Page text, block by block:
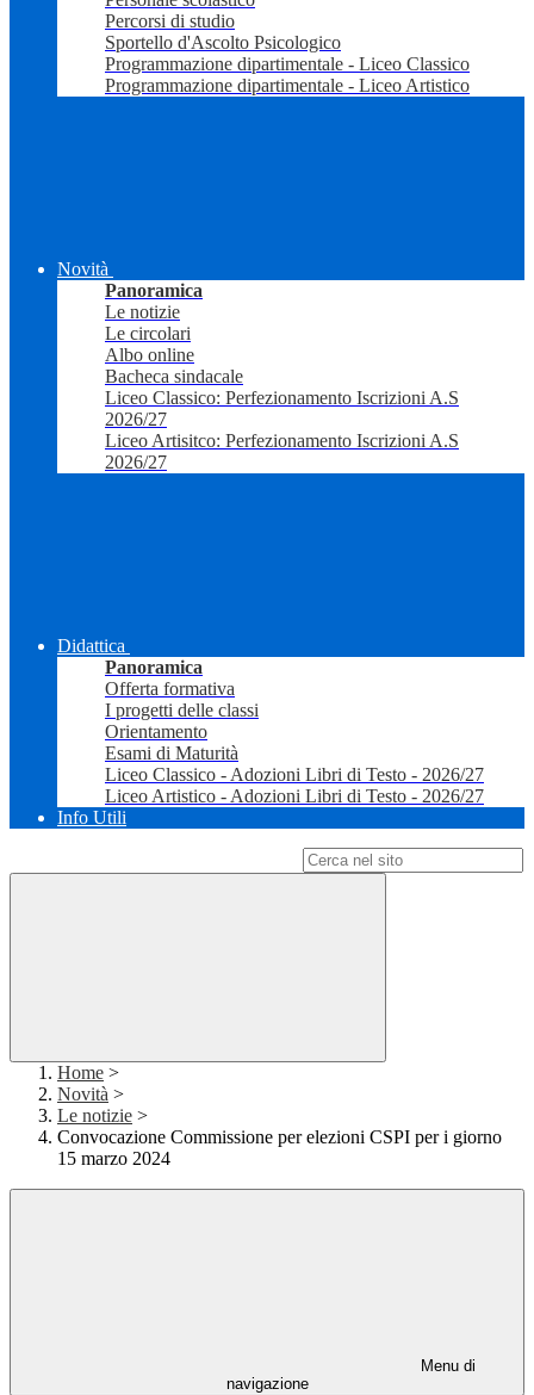
Percorsi di studio
Sportello d'Ascolto Psicologico
Programmazione dipartimentale - Liceo Classico
Programmazione dipartimentale - Liceo Artistico
Novità
Panoramica
Le notizie
Le circolari
Albo online
Bacheca sindacale
Liceo Classico: Perfezionamento Iscrizioni A.S
2026/27
Liceo Artisitco: Perfezionamento Iscrizioni A.S
2026/27
Didattica
Panoramica
Offerta formativa
I progetti delle classi
Orientamento
Esami di Maturità
Liceo Classico - Adozioni Libri di Testo - 2026/27
Liceo Artistico - Adozioni Libri di Testo - 2026/27
Info Utili
Home >
Novità >
Le notizie >
Convocazione Commissione per elezioni CSPI per i giorno
15 marzo 2024
Menu di
navigazione